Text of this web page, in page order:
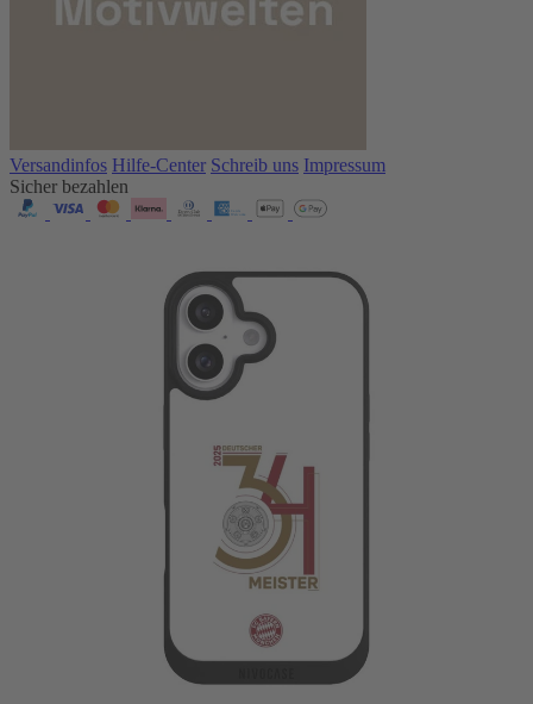
Versandinfos Hilfe-Center Schreib uns Impressum
Sicher bezahlen